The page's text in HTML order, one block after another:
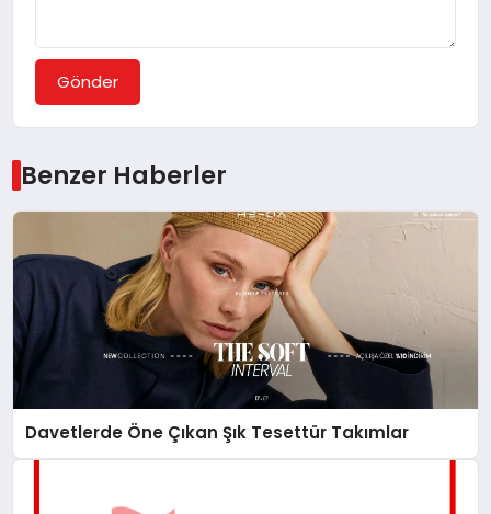
Gönder
Benzer Haberler
Davetlerde Öne Çıkan Şık Tesettür Takımlar